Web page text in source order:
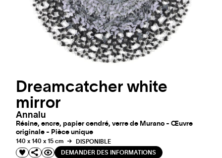
Dreamcatcher white
mirror
Annalu
Résine, encre, papier cendré, verre de Murano - Œuvre
originale - Pièce unique
140 x 140 x 15 cm
DISPONIBLE
DEMANDER DES INFORMATIONS